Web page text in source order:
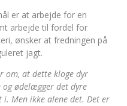
er at arbejde for en
arbejde til fordel for
ønsker at fredningen på
jagt.
om, at dette kloge dyr
ødelægger det dyre
i. Men ikke alene det. Det er